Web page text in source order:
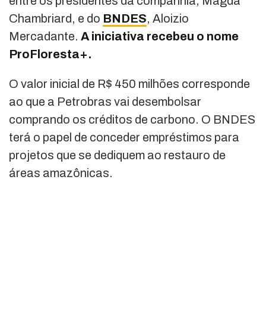
Chambriard, e do BNDES, Aloizio
Mercadante. A iniciativa recebeu o nome
ProFloresta+.
O valor inicial de R$ 450 milhões corresponde
ao que a Petrobras vai desembolsar
comprando os créditos de carbono. O BNDES
terá o papel de conceder empréstimos para
projetos que se dediquem ao restauro de
áreas amazônicas.